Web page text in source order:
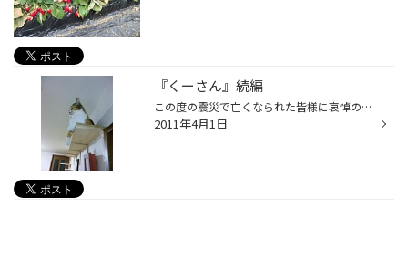
『くーさん』続編
この度の震災で亡くなられた皆様に哀悼の意を表しますと共に 被害に遭われた皆様に心よりお見舞いを申し上げます。 久しぶりの更新となりまして申し訳ありませんでしたが、又 定期的に更新していきますので、今後とも宜しくお願い致します（●＾o＾●） 我が家の『くーさん』も地震が有った時はさすが...
2011年4月1日